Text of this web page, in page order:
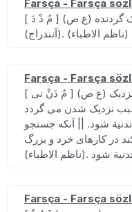
Farsça - Farsça
Farsça - Farsça
آنکه نزدیک
شود. || آنکه جستجو
Farsça - Farsça